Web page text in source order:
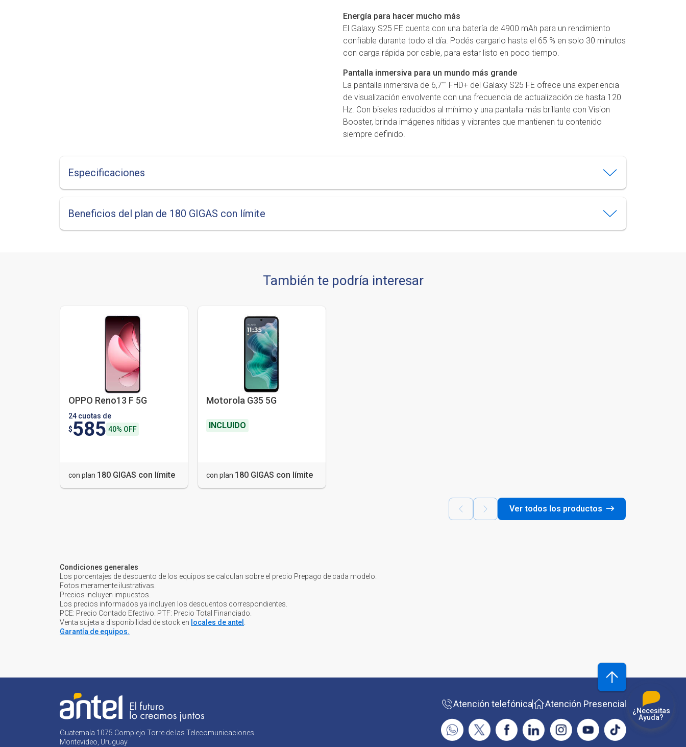
Energía para hacer mucho más
El Galaxy S25 FE cuenta con una batería de 4900 mAh para un rendimiento
confiable durante todo el día. Podés cargarlo hasta el 65 % en solo 30 minutos
con carga rápida por cable, para estar listo en poco tiempo.
Pantalla inmersiva para un mundo más grande
La pantalla inmersiva de 6,7"" FHD+ del Galaxy S25 FE ofrece una experiencia
de visualización envolvente con una frecuencia de actualización de hasta 120
Hz. Con biseles reducidos al mínimo y una pantalla más brillante con Vision
Booster, brinda imágenes nítidas y vibrantes que mantienen tu contenido
siempre definido.
Especificaciones
Beneficios del plan de 180 GIGAS con límite
También te podría interesar
OPPO Reno13 F 5G
24 cuotas de
$585 40% OFF
con plan 180 GIGAS con límite
Motorola G35 5G
INCLUIDO
con plan 180 GIGAS con límite
Ver todos los productos
Condiciones generales
Los porcentajes de descuento de los equipos se calculan sobre el precio Prepago de cada modelo.
Fotos meramente ilustrativas.
Precios incluyen impuestos.
Los precios informados ya incluyen los descuentos correspondientes.
PCE: Precio Contado Efectivo. PTF: Precio Total Financiado.
Venta sujeta a disponibilidad de stock en locales de antel
Garantía de equipos.
Guatemala 1075 Complejo Torre de las Telecomunicaciones
Montevideo, Uruguay
Atención telefónica Atención Presencial
¿Necesitas
Ayuda?